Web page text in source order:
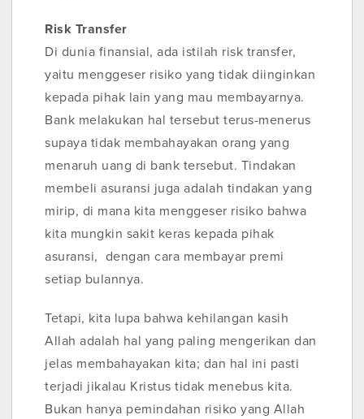
Risk Transfer
Di dunia finansial, ada istilah risk transfer,
yaitu menggeser risiko yang tidak diinginkan
kepada pihak lain yang mau membayarnya.
Bank melakukan hal tersebut terus-menerus
supaya tidak membahayakan orang yang
menaruh uang di bank tersebut. Tindakan
membeli asuransi juga adalah tindakan yang
mirip, di mana kita menggeser risiko bahwa
kita mungkin sakit keras kepada pihak
asuransi, dengan cara membayar premi
setiap bulannya.
Tetapi, kita lupa bahwa kehilangan kasih
Allah adalah hal yang paling mengerikan dan
jelas membahayakan kita; dan hal ini pasti
terjadi jikalau Kristus tidak menebus kita.
Bukan hanya pemindahan risiko yang Allah